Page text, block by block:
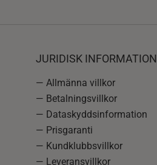
JURIDISK INFORMATION
— Allmänna villkor
— Betalningsvillkor
— Dataskyddsinformation
— Prisgaranti
— Kundklubbsvillkor
— Leveransvillkor